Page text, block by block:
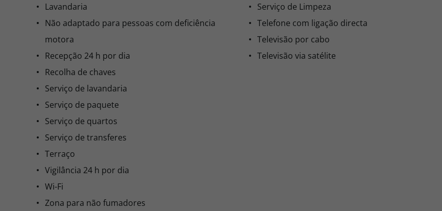
Lavandaria
Não adaptado para pessoas com deficiência
motora
Recepção 24 h por dia
Recolha de chaves
Serviço de lavandaria
Serviço de paquete
Serviço de quartos
Serviço de transferes
Terraço
Vigilância 24 h por dia
Wi-Fi
Zona para não fumadores
Serviço de Limpeza
Telefone com ligação directa
Televisão por cabo
Televisão via satélite